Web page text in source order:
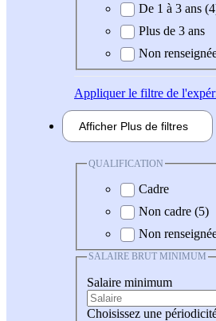
De 1 à 3 ans
Plus de 3 ans
Non
Appliquerle filtre de
Afficher Plus de filtres
QUALIFICATION
Cadre
Non cadre (5)
Non
SALAIRE BRUT MINIMUM
Salaire minimum
Choisissez une